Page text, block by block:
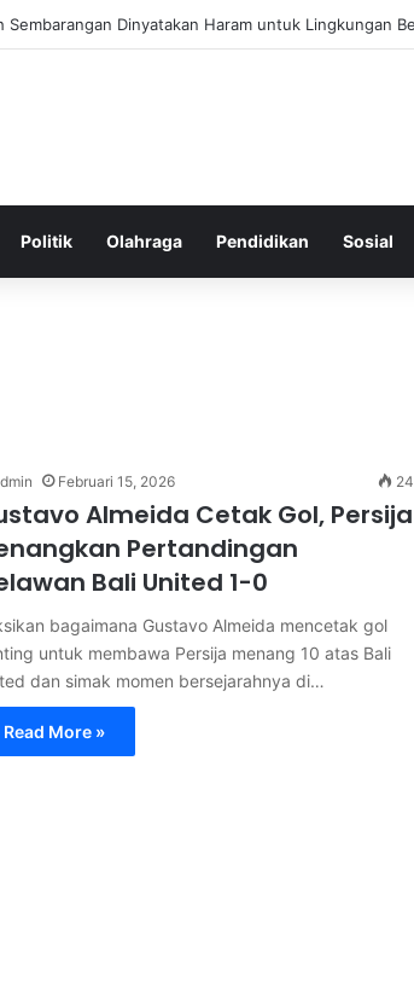
John Stones Kembali di Timnya
Politik Olahraga Pendidikan Sosial
Februari 15, 2026 24
Almeida Cetak Gol, Persija
Pertandingan
Bali United 1-0
bagaimana Gustavo Almeida mencetak gol
untuk membawa Persija menang 10 atas Bali
dan simak momen bersejarahnya di…
Read More »